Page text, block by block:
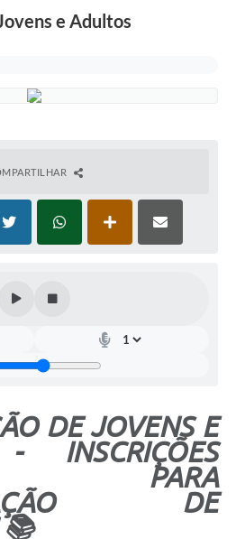
e Adultos
DE JOVENS E
INSCRIÇÕES
PARA
DE
📚